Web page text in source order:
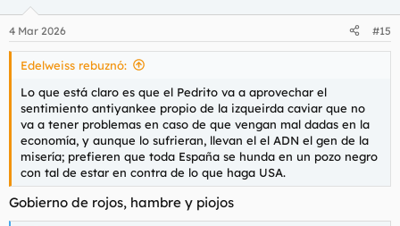
e
s
4 Mar 2026 #15
Edelweiss rebuznó:
Lo que está claro es que el Pedrito va a aprovechar el
sentimiento antiyankee propio de la izqueirda caviar que no
va a tener problemas en caso de que vengan mal dadas en la
economía, y aunque lo sufrieran, llevan el el ADN el gen de la
misería; prefieren que toda España se hunda en un pozo negro
con tal de estar en contra de lo que haga USA.
Gobierno de rojos, hambre y piojos